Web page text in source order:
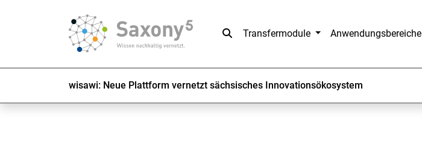
SucheTransfermodule Anwendungsbereiche
wisawi: Neue Plattform vernetzt sächsisches Innovationsökosystem